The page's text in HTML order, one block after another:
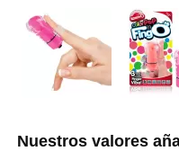
Nuestros valores